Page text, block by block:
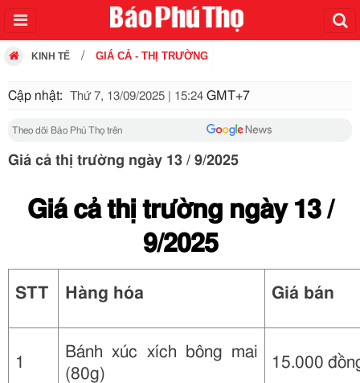
KINH TẾ GIÁ CẢ - THỊ TRƯỜNG
Cập nhật: Thứ 7, 13/09/2025 | 15:24 GMT+7
Theo dõi Báo Phú Thọ trên
Giá cả thị trường ngày 13 / 9/2025
Giá cả thị trường ngày 13 /
9/2025
STT Hàng hóa Giá bán
1
Bánh xúc xích bông mai
(80g)
15.000